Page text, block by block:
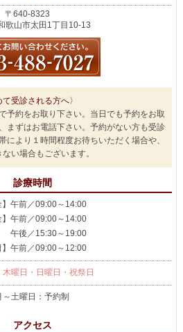
〒640-8323
歌山市太田1丁目10-13
て受診される方へ〉
予約をお取り下さい。当日でも予約をお取
まずはお電話下さい。予約がない方も受診
により１時間程度お待ちいただく場合や、
い場合もございます。
診療時間
】午前／09:00～14:00
】午前／09:00～14:00
15:30～19:00
】午前／09:00～12:00
木曜日・日曜日・祝祭日
土曜日：予約制
アクセス